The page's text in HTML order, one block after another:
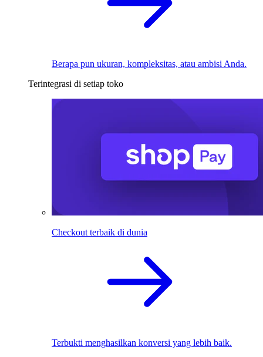
Berapa pun ukuran, kompleksitas, atau ambisi Anda.
Terintegrasi di setiap toko
Checkout terbaik di dunia
Terbukti menghasilkan konversi yang lebih baik.